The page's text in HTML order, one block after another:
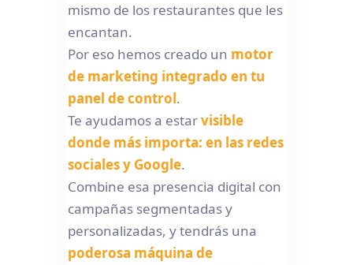
mismo de los restaurantes que les
encantan.
Por eso hemos creado un motor
de marketing integrado en tu
panel de control.
Te ayudamos a estarvisible
donde más importa: en las redes
sociales y Google.
Combine esa presencia digital con
campañas segmentadas y
personalizadas, y tendrás una
poderosa máquina de